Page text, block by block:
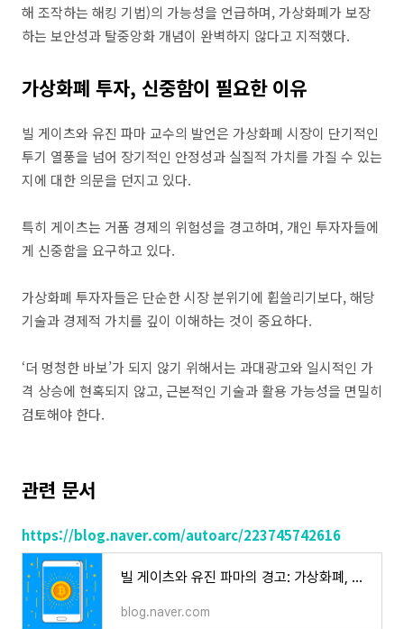
해 조작하는 해킹 기법)의 가능성을 언급하며, 가상화폐가 보장
하는 보안성과 탈중앙화 개념이 완벽하지 않다고 지적했다.
가상화폐 투자, 신중함이 필요한 이유
빌 게이츠와 유진 파마 교수의 발언은 가상화폐 시장이 단기적인
투기 열풍을 넘어 장기적인 안정성과 실질적 가치를 가질 수 있는
지에 대한 의문을 던지고 있다.
특히 게이츠는 거품 경제의 위험성을 경고하며, 개인 투자자들에
게 신중함을 요구하고 있다.
가상화폐 투자자들은 단순한 시장 분위기에 휩쓸리기보다, 해당
기술과 경제적 가치를 깊이 이해하는 것이 중요하다.
‘더 멍청한 바보’가 되지 않기 위해서는 과대광고와 일시적인 가
격 상승에 현혹되지 않고, 근본적인 기술과 활용 가능성을 면밀히
검토해야 한다.
관련 문서
https://blog.naver.com/autoarc/223745742616
빌 게이츠와 유진 파마의 경고: 가상화폐, 과연 안전한 투자처인가?
blog.naver.com